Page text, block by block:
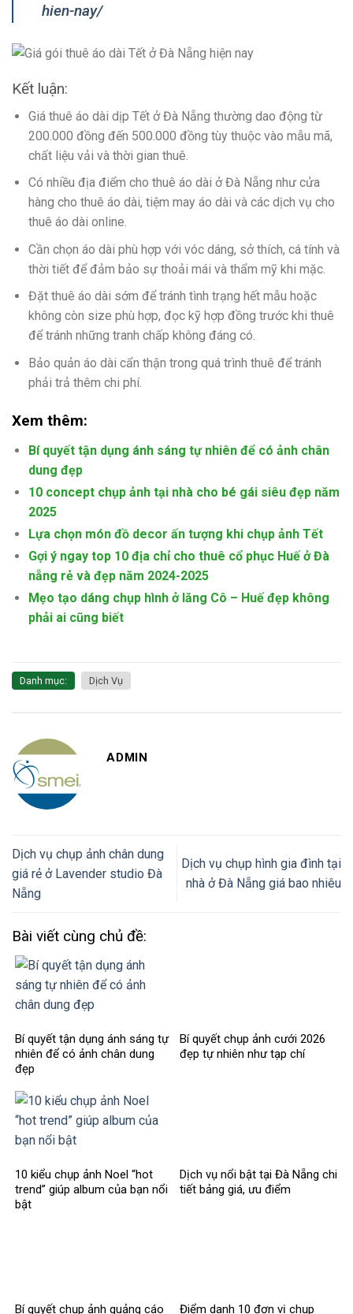
hien-nay/
Kết luận:
Giá thuê áo dài dịp Tết ở Đà Nẵng thường dao động từ
200.000 đồng đến 500.000 đồng tùy thuộc vào mẫu mã,
chất liệu vải và thời gian thuê.
Có nhiều địa điểm cho thuê áo dài ở Đà Nẵng như cửa
hàng cho thuê áo dài, tiệm may áo dài và các dịch vụ cho
thuê áo dài online.
Cần chọn áo dài phù hợp với vóc dáng, sở thích, cá tính và
thời tiết để đảm bảo sự thoải mái và thẩm mỹ khi mặc.
Đặt thuê áo dài sớm để tránh tình trạng hết mẫu hoặc
không còn size phù hợp, đọc kỹ hợp đồng trước khi thuê
để tránh những tranh chấp không đáng có.
Bảo quản áo dài cẩn thận trong quá trình thuê để tránh
phải trả thêm chi phí.
Xem thêm:
Bí quyết tận dụng ánh sáng tự nhiên để có ảnh chân
dung đẹp
10 concept chụp ảnh tại nhà cho bé gái siêu đẹp năm
2025
Lựa chọn món đồ decor ấn tượng khi chụp ảnh Tết
Gợi ý ngay top 10 địa chỉ cho thuê cổ phục Huế ở Đà
nẵng rẻ và đẹp năm 2024-2025
Mẹo tạo dáng chụp hình ở lăng Cô – Huế đẹp không
phải ai cũng biết
Danh mục: Dịch Vụ
ADMIN
Dịch vụ chụp ảnh chân dung
giá rẻ ở Lavender studio Đà
Nẵng
Dịch vụ chụp hình gia đình tại
nhà ở Đà Nẵng giá bao nhiêu
Bài viết cùng chủ đề:
Bí quyết tận dụng ánh sáng tự
nhiên để có ảnh chân dung
đẹp
Bí quyết chụp ảnh cưới 2026
đẹp tự nhiên như tạp chí
10 kiểu chụp ảnh Noel “hot
trend” giúp album của bạn nổi
bật
Dịch vụ nổi bật tại Đà Nẵng chi
tiết bảng giá, ưu điểm
Bí quyết chụp ảnh quảng cáo Điểm danh 10 đơn vị chụp